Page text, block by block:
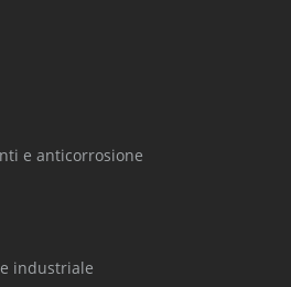
e anticorrosione
industriale